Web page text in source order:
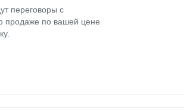
переговоры с
продаже по вашей цене